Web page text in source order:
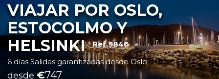
VIAJAR POR OSLO,
ESTOCOLMO Y
HELSINKI Ref.9846
6 días Salidas garantizadas desde Oslo
desde €747